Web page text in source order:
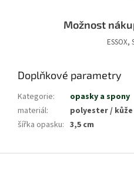
Možnost
ESSOX,
Doplňkové parametry
Kategorie:
opasky a spony
materiál:
polyester / kůže
šířka opasku: 3,5 cm